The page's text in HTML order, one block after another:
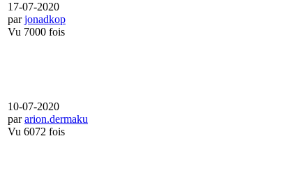
17-07-2020
parjonadkop
Vu 7000 fois
10-07-2020
pararion.dermaku
Vu 6072 fois